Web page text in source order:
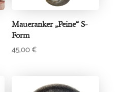
Maueranker „Peine“ S-
Form
45,00€